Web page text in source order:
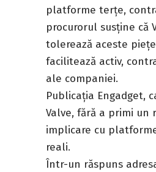
platforme terțe,
procurorul susține că
tolerează aceste
facilitează activ,
ale companiei.
Publicația Engadget,
Valve, fără a primi un
implicare cu
reali.
Într-un răspuns